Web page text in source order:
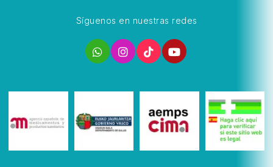
Síguenos en nuestras redes